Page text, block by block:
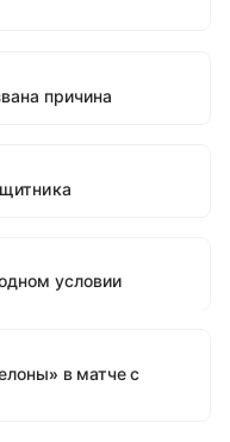
причина
условии
в матче с